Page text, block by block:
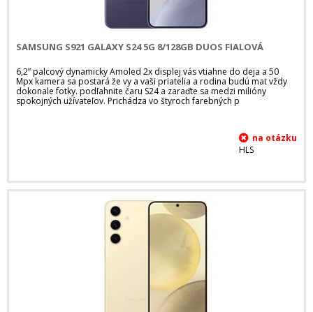
SAMSUNG S921 GALAXY S24 5G 8/128GB DUOS FIALOVÁ
6,2” palcový dynamicky Amoled 2x displej vás vtiahne do deja a 50
Mpx kamera sa postará že vy a vaši priatelia a rodina budú mat vždy
dokonale fotky. podľahnite čaru S24 a zaraďte sa medzi milióny
spokojných užívateľov. Prichádza vo štyroch farebných p
HLS